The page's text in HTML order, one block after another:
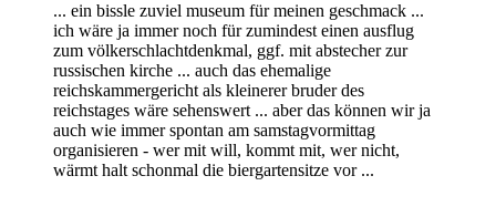
... ein bissle zuviel museum für meinen geschmack ...
ich wäre ja immer noch für zumindest einen ausflug
zum völkerschlachtdenkmal, ggf. mit abstecher zur
russischen kirche ... auch das ehemalige
reichskammergericht als kleinerer bruder des
reichstages wäre sehenswert ... aber das können wir ja
auch wie immer spontan am samstagvormittag
organisieren - wer mit will, kommt mit, wer nicht,
wärmt halt schonmal die biergartensitze vor ...